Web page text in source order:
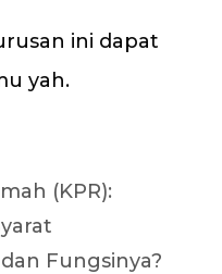
ini dapat
yah.
(KPR):
Fungsinya?